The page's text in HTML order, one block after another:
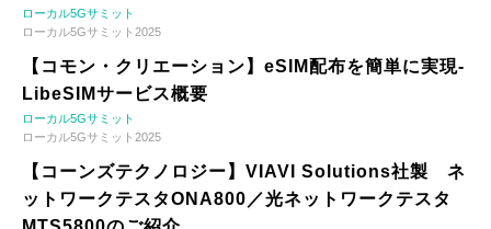
ローカル5Gサミット
ローカル5Gサミット2025
【コモン・クリエーション】eSIM配布を簡単に実現-
LibeSIMサービス概要
ローカル5Gサミット
ローカル5Gサミット2025
【コーンズテクノロジー】VIAVI Solutions社製 ネ
ットワークテスタONA800／光ネットワークテスタ